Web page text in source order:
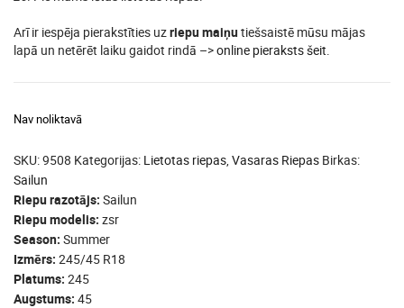
Arī ir iespēja pierakstīties uzriepu maiņutiešsaistē mūsu mājas
lapā un netērēt laiku gaidot rindā –>online pieraksts šeit.
Nav noliktavā
SKU:9508 Kategorijas: Lietotas riepas, Vasaras Riepas Birkas:
Sailun
Riepu razotājs Sailun
Riepu modelis zsr
Season Summer
Izmērs 245/45 R18
Platums 245
Augstums 45